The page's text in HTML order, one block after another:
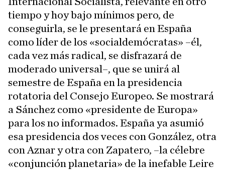
tiempo y hoy bajo mínimos pero, de
conseguirla, se le presentará en España
como líder de los «socialdemócratas» –él,
cada vez más radical, se disfrazará de
moderado universal–, que se unirá al
semestre de España en la presidencia
rotatoria del Consejo Europeo. Se mostrará
a Sánchez como «presidente de Europa»
para los no informados. España ya asumió
esa presidencia dos veces con González, otra
con Aznar y otra con Zapatero, –la célebre
«conjunción planetaria» de la inefable Leire